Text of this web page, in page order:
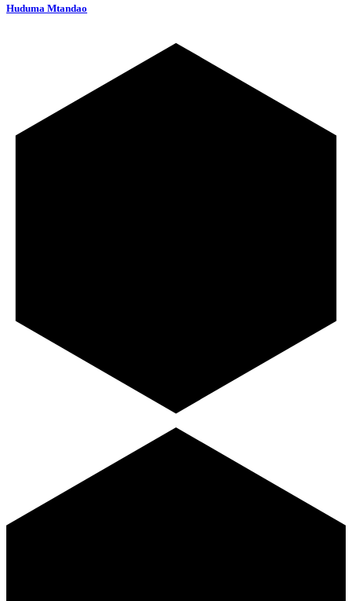
Huduma Mtandao